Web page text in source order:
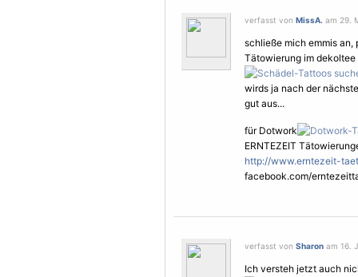
verfasst von MissA. am 29.
schließe mich emmis
Tätowierung im
wirds ja nach der
gut aus...
für Dotwork
ERNTEZEIT
http://www.erntezeit-
facebook.com/
verfasst von Sharon am 16.
Ich versteh jetzt auch